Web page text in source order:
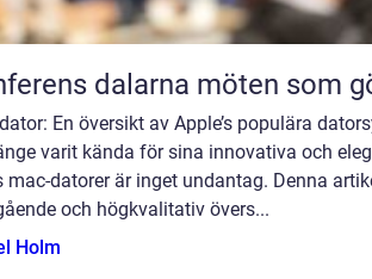
Konferens dalarna
En översikt av Apple’s populära
varit kända för sina innovativa och
mac-datorer är inget undantag. Denna
och högkvalitativ övers...
Holm